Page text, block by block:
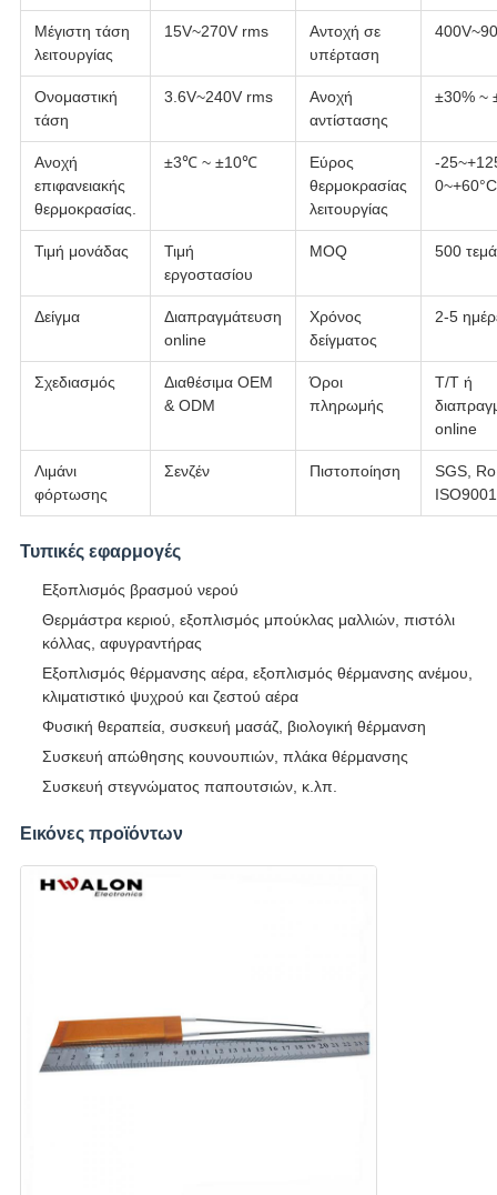
Μέγιστη τάση
λειτουργίας
15V~270V rms
Αντοχή σε
υπέρταση
Ονομαστική
τάση
3.6V~240V rms
Ανοχή
αντίστασης
±30% ~
Ανοχή
επιφανειακής
θερμοκρασίας.
±3℃ ~ ±10℃
Εύρος
θερμοκρασίας
λειτουργίας
-
0~+60°C
Τιμή μονάδας
Τιμή
εργοστασίου
MOQ 500
Δείγμα
Διαπραγμάτευση
online
Χρόνος
δείγματος
2-5
Σχεδιασμός
Διαθέσιμα OEM
& ODM
Όροι
πληρωμής
T/T ή
online
Λιμάνι
φόρτωσης
Σενζέν Πιστοποίηση
SGS,
ISO9001
Τυπικές εφαρμογές
Εξοπλισμός βρασμού νερού
Θερμάστρα κεριού, εξοπλισμός μπούκλας μαλλιών, πιστόλι
κόλλας, αφυγραντήρας
Εξοπλισμός θέρμανσης αέρα, εξοπλισμός θέρμανσης ανέμου,
κλιματιστικό ψυχρού και ζεστού αέρα
Φυσική θεραπεία, συσκευή μασάζ, βιολογική θέρμανση
Συσκευή απώθησης κουνουπιών, πλάκα θέρμανσης
Συσκευή στεγνώματος παπουτσιών, κ.λπ.
Εικόνες προϊόντων